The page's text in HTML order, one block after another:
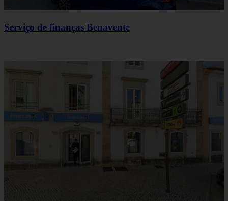
Serviço de finanças Benavente